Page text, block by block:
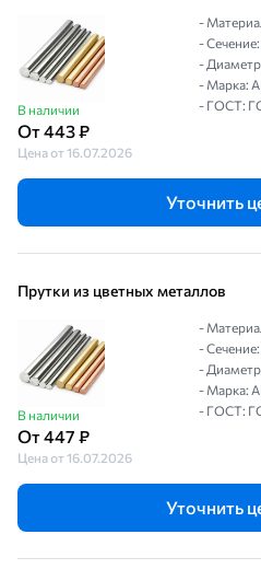
В наличии
От 443 ₽
Цена от 16.07.2026
-
-
- Диаметр
- Марка:
- ГОСТ:
Уточнить
Прутки из цветных металлов
В наличии
От 447 ₽
Цена от 16.07.2026
-
-
- Диаметр
- Марка:
- ГОСТ:
Уточнить